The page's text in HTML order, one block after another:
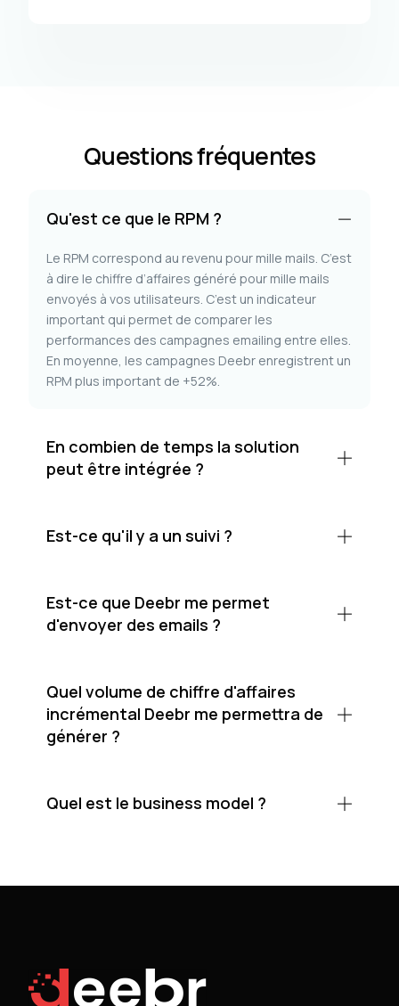
Questions fréquentes
Qu'est ce que le RPM ?
Le RPM correspond au revenu pour mille mails. C’est
à dire le chiffre d’affaires généré pour mille mails
envoyés à vos utilisateurs. C’est un indicateur
important qui permet de comparer les
performances des campagnes emailing entre elles.
En moyenne, les campagnes Deebr enregistrent un
RPM plus important de +52%.
En combien de temps la solution
peut être intégrée ?
Est-ce qu'il y a un suivi ?
Est-ce que Deebr me permet
d'envoyer des emails ?
Quel volume de chiffre d'affaires
incrémental Deebr me permettra de
générer ?
Quel est le business model ?